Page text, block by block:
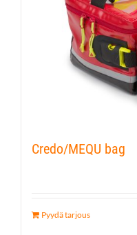
Credo/MEQU bag
Pyydä tarjous